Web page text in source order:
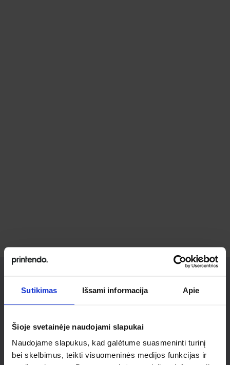
Sutikimas Išsami informacija Apie
Šioje svetainėje naudojami slapukai
Naudojame slapukus, kad galėtume suasmeninti turinį
bei skelbimus, teikti visuomeninės medijos funkcijas ir
Ieškai
individualaus
sprendimo?